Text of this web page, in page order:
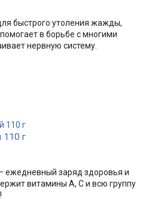
быстрого утоления жажды,
в борьбе с многими
нервную систему.
110 г
ежедневный заряд здоровья и
витамины А, С и всю группу